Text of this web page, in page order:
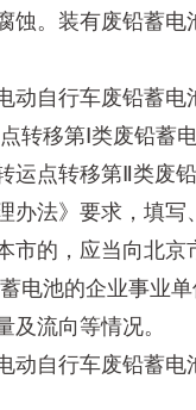
蚀。装有废铅蓄
自行车废铅蓄电
转移第Ⅰ类废铅蓄
运点转移第Ⅱ类废
办法》要求，填
的，应当向北京
电池的企业事业
及流向等情况。
自行车废铅蓄电